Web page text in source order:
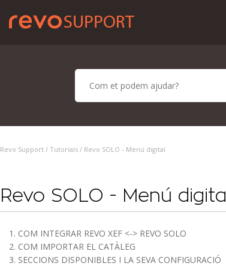
Revo Support / Tutorials / Revo SOLO - Menú digital
Revo SOLO - Menú digital
1. COM INTEGRAR REVO XEF <-> REVO SOLO
2. COM IMPORTAR EL CATÀLEG
3. SECCIONS DISPONIBLES I LA SEVA CONFIGURACIÓ